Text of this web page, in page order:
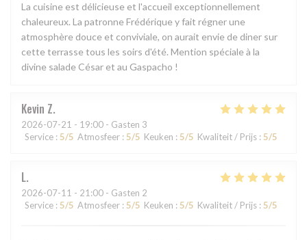
La cuisine est délicieuse et l'accueil exceptionnellement
chaleureux. La patronne Frédérique y fait régner une
atmosphère douce et conviviale, on aurait envie de diner sur
cette terrasse tous les soirs d'été. Mention spéciale à la
divine salade César et au Gaspacho !
Kevin Z
2026-07-21 - 19:00 - Gasten 3
Service : 5/5 Atmosfeer : 5/5 Keuken : 5/5 Kwaliteit / Prijs : 5/5
L
2026-07-11 - 21:00 - Gasten 2
Service : 5/5 Atmosfeer : 5/5 Keuken : 5/5 Kwaliteit / Prijs : 5/5